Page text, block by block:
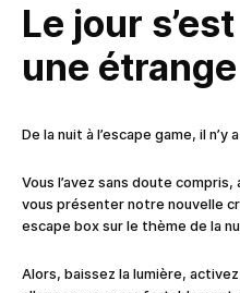
Le jour
une
De la nuit à l’escape game, il n’y a
Vous l’avez sans doute
vous présenter notre nouvelle
escape box sur le thème de la
Alors, baissez la lumière,